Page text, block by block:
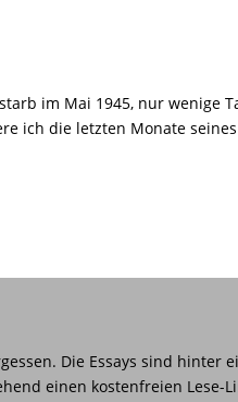
im Mai 1945, nur wenige
ich die letzten Monate
Die Essays sind hinter
einen kostenfreien Lese-